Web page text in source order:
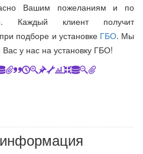
Вашим пожеланиям и по
Каждый клиент получит
подборе и установке ГБО. Мы
у нас на установку ГБО!